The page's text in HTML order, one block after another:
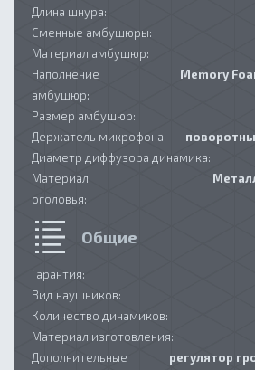
Длина шнура:
Сменные амбушюры:
Материал амбушюр:
Наполнение
амбушюр:
Memory
Размер амбушюр:
Держатель микрофона:
Диаметр диффузора динамика:
Материал
оголовья:
Общие
Гарантия:
Вид наушников:
Количество динамиков:
Материал изготовления:
Дополнительные
регулятор